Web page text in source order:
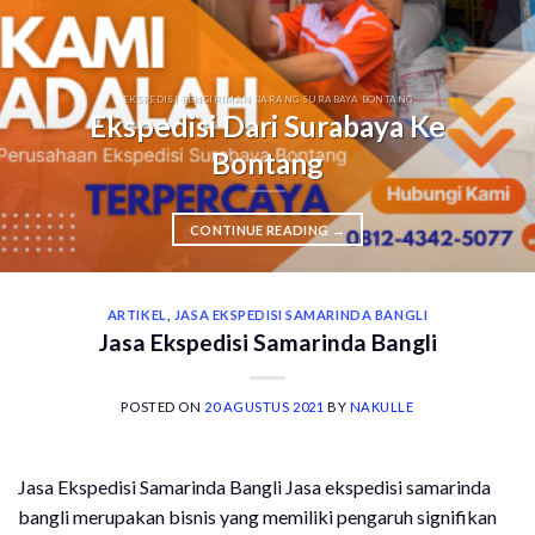
EKSPEDISI PENGIRIMAN BARANG SURABAYA BONTANG
Ekspedisi Dari Surabaya Ke
Bontang
CONTINUE READING →
ARTIKEL JASA EKSPEDISI SAMARINDA BANGLI
Jasa Ekspedisi Samarinda Bangli
POSTED ON 20 AGUSTUS 2021 BY NAKULLE
Jasa Ekspedisi Samarinda Bangli Jasa ekspedisi samarinda
bangli merupakan bisnis yang memiliki pengaruh signifikan